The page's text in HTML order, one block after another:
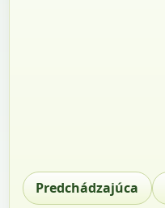
Predchádzajúca